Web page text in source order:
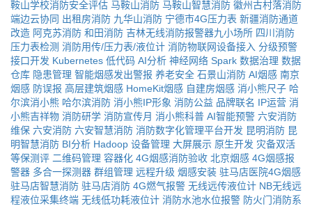
鞍山学校消防安全评估 马鞍山消防 马鞍山智慧消防 徽州古村落消防
端边云协同 出租房消防 九华山消防 宁德市4G压力表 新疆消防通道
改造 阿克苏消防 和田消防 吉林无线消防报警器九小场所 四川消防
压力表检测 消防用传/压力表/液位计 消防物联网设备接入 分级预警
接口开发 Kubernetes 低代码 AI分析 神经网络 Spark 数据治理 数据
仓库 隐患管理 智能烟感发出警报 养老安全 石景山消防 AI烟感 南京
烟感 防误报 高层建筑烟感 HomeKit烟感 自建房烟感 消小熊尺子 哈
尔滨消小熊 哈尔滨消防 消小熊IP形象 消防公益 品牌联名 IP运营 消
小熊吉祥物 消防研学 消防宣传月 消小熊科普 AI智能预警 六安消防
维保 六安消防 六安智慧消防 消防数字化管理平台开发 昆明消防 昆
明智慧消防 BI分析 Hadoop 设备管理 大屏展示 原生开发 灾备双活
等保测评 二维码管理 容器化 4G烟感消防验收 北京烟感 4G烟感报
警器 多合一探测器 群组管理 远程升级 烟感安装 驻马店医院4G烟感
驻马店智慧消防 驻马店消防 4G燃气报警 无线远传液位计 NB无线远
程液位采集终端 无线低功耗液位计 消防水池水位报警 防火门消防系